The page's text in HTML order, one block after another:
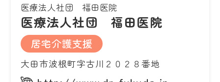
医療法人社団 福田医院
医療法人社団 福田医院
居宅介護支援
大田市波根町字古川２０２８番地